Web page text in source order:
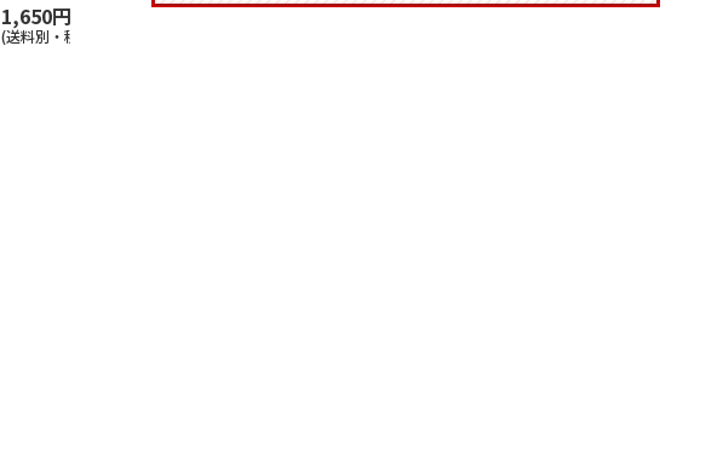
1,650円
(送料別・税込)
1,760円 3,300円 2,970円 2,200円